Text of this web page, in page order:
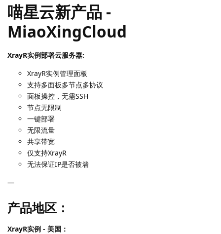
喵星云新产品 -
MiaoXingCloud
XrayR实例部署云服务器:
XrayR实例管理面板
支持多面板多节点多协议
面板操控，无需SSH
节点无限制
一键部署
无限流量
共享带宽
仅支持XrayR
无法保证IP是否被墙
—
产品地区：
XrayR实例 - 美国：